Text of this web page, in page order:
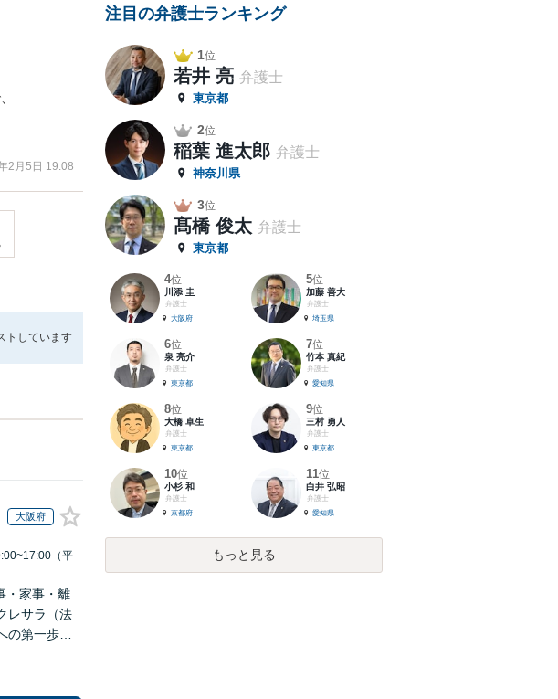
2月5日 19:08
トしています
大阪府
（平
・家事・離
レサラ（法
第一歩を
注目の弁護士ランキング
1位
若井 亮 弁護士
東京都
2位
稲葉 進太郎 弁護士
神奈川県
3位
髙橋 俊太 弁護士
東京都
4位
川添 圭
弁護士
大阪府
5位
加藤 善大
弁護士
埼玉県
6位
泉 亮介
弁護士
東京都
7位
竹本 真紀
弁護士
愛知県
8位
大橋 卓生
弁護士
東京都
9位
三村 勇人
弁護士
東京都
10位
小杉 和
弁護士
京都府
11位
白井 弘昭
弁護士
愛知県
もっと見る